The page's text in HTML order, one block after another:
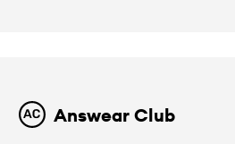
Answear Club